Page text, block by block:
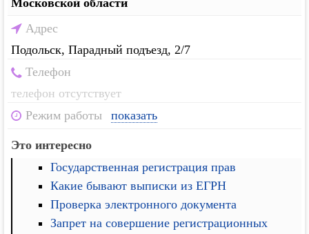
Московской области
Адрес
Подольск, Парадный подъезд, 2/7
Телефон
телефон отсутствует
Режим работы
показать
Это интересно
Государственная регистрация прав
Какие бывают выписки из ЕГРН
Проверка электронного документа
Запрет на совершение регистрационных